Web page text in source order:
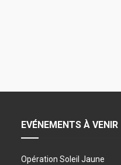
EVÉNEMENTS À VENIR
Opération Soleil Jaune